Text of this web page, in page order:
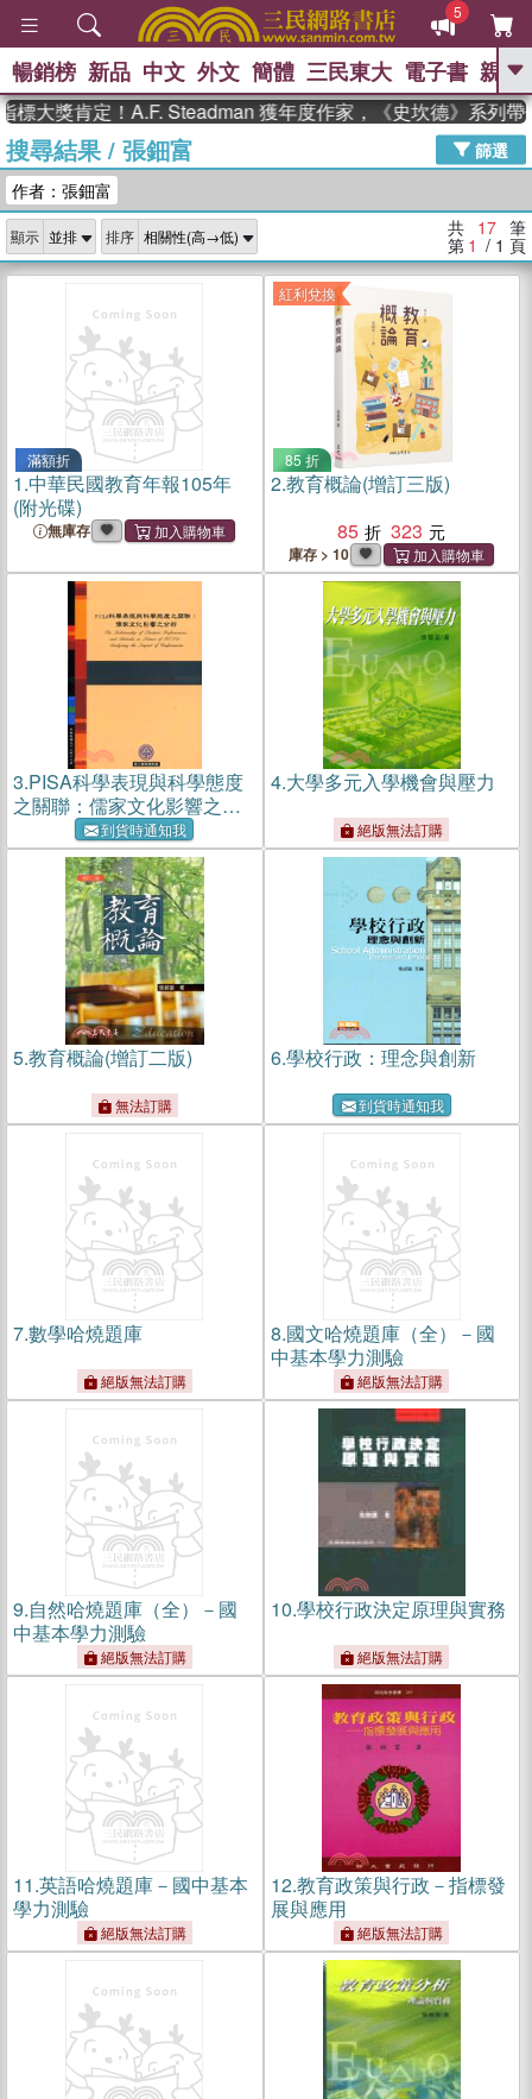
5
GO
The Odyssey 、
父親節 、 花開錦繡 、 暑期推薦 、
女孩：黎曼猜想 、 偉大的迷走神經
、 臺灣漫遊錄
暢銷榜 新品 中文 外文 簡體 三民東大 電子書 親子
大獎肯定！A.F. Steadman 獲年度作家，《史坎德》系列帶你
搜尋結果/ 張鈿富
篩選
作者：張鈿富
顯示 排序 共 17 筆
第 1 / 1 頁
滿額折
1.中華民國教育年報105年
(附光碟)
無庫存
紅利兌換
85 折
2.教育概論(增訂三版)
85
323
庫存 > 10
3.PISA科學表現與科學態度
之關聯：儒家文化影響之分
到貨時通知我
4.大學多元入學機會與壓力
絕版無法訂購
5.教育概論(增訂二版)
無法訂購
6.學校行政：理念與創新
到貨時通知我
7.數學哈燒題庫
絕版無法訂購
8.國文哈燒題庫（全）－國
中基本學力測驗
絕版無法訂購
9.自然哈燒題庫（全）－國
中基本學力測驗
絕版無法訂購
10.學校行政決定原理與實務
絕版無法訂購
11.英語哈燒題庫－國中基本
學力測驗
絕版無法訂購
12.教育政策與行政－指標發
展與應用
絕版無法訂購